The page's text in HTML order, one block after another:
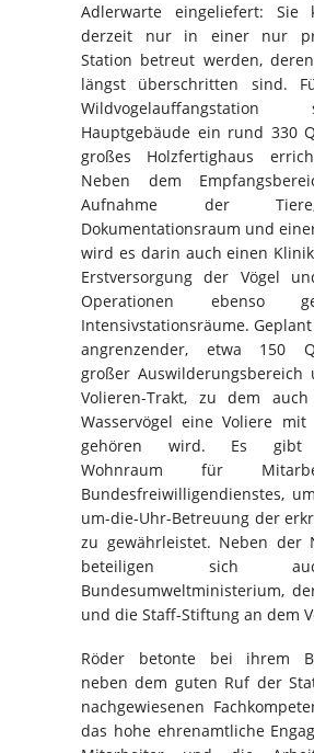
Adlerwarte eingeliefert: Sie
derzeit nur in einer nur
Station betreut werden,
längst überschritten sind.
Hauptgebäude ein rund 330
großes Holzfertighaus
Neben dem
Aufnahme der
Dokumentationsraum und
wird es darin auch einen
Erstversorgung der Vögel
Operationen ebenso
Intensivstationsräume.
angrenzender, etwa 150
großer Auswilderungsbereich
Volieren-Trakt, zu dem
Wasservögel eine Voliere mit
gehören wird. Es gibt
Wohnraum für
Bundesfreiwilligendienstes,
um-die-Uhr-Betreuung der
zu gewährleistet. Neben der
beteiligen sich
Bundesumweltministerium,
und die Staff-Stiftung an dem
Röder betonte bei ihrem
neben dem guten Ruf der
nachgewiesenen
das hohe ehrenamtliche